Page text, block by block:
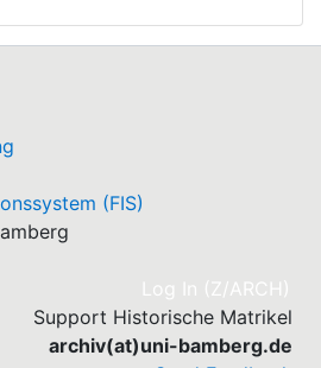
(FIS)
Log In (Z/ARCH)
Support Historische Matrikel
archiv(at)uni-bamberg.de